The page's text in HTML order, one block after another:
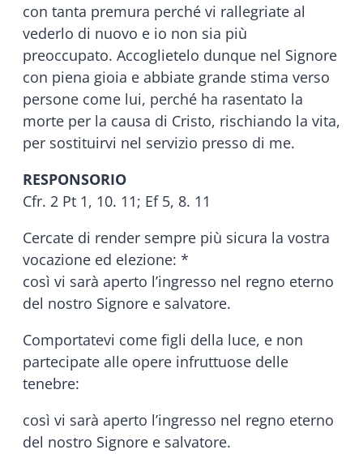
con tanta premura perché vi rallegriate al
vederlo di nuovo e io non sia più
preoccupato. Accoglietelo dunque nel Signore
con piena gioia e abbiate grande stima verso
persone come lui, perché ha rasentato la
morte per la causa di Cristo, rischiando la vita,
per sostituirvi nel servizio presso di me.
RESPONSORIO
Cfr. 2 Pt 1, 10. 11; Ef 5, 8. 11
Cercate di render sempre più sicura la vostra
vocazione ed elezione: *
così vi sarà aperto l’ingresso nel regno eterno
del nostro Signore e salvatore.
Comportatevi come figli della luce, e non
partecipate alle opere infruttuose delle
tenebre:
così vi sarà aperto l’ingresso nel regno eterno
del nostro Signore e salvatore.